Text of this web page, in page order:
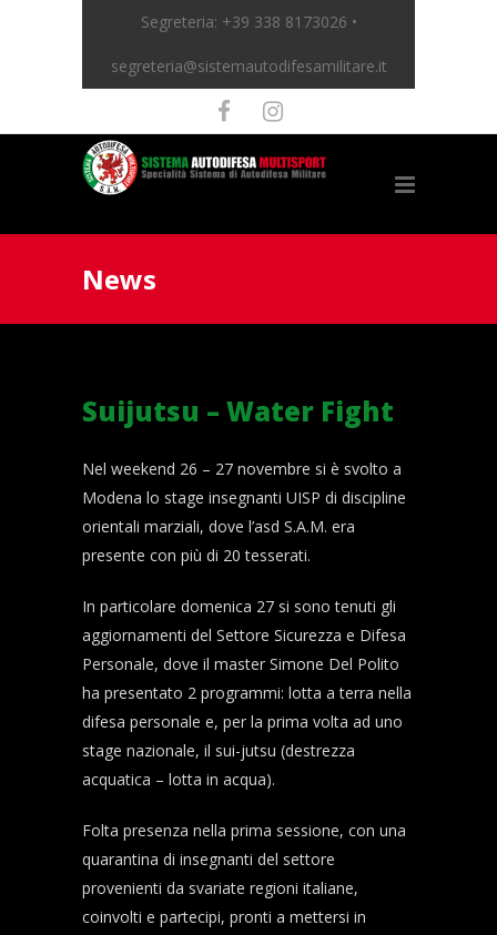
Segreteria: +39 338 8173026 •
segreteria@sistemautodifesamilitare.it
News
Suijutsu – Water Fight
Nel weekend 26 – 27 novembre si è svolto a
Modena lo stage insegnanti UISP di discipline
orientali marziali, dove l’asd S.A.M. era
presente con più di 20 tesserati.
In particolare domenica 27 si sono tenuti gli
aggiornamenti del Settore Sicurezza e Difesa
Personale, dove il master Simone Del Polito
ha presentato 2 programmi: lotta a terra nella
difesa personale e, per la prima volta ad uno
stage nazionale, il sui-jutsu (destrezza
acquatica – lotta in acqua).
Folta presenza nella prima sessione, con una
quarantina di insegnanti del settore
provenienti da svariate regioni italiane,
coinvolti e partecipi, pronti a mettersi in